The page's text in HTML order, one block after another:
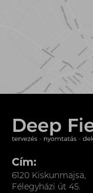
Cím:
6120 Kiskunmajsa,
Félegyházi út 45.